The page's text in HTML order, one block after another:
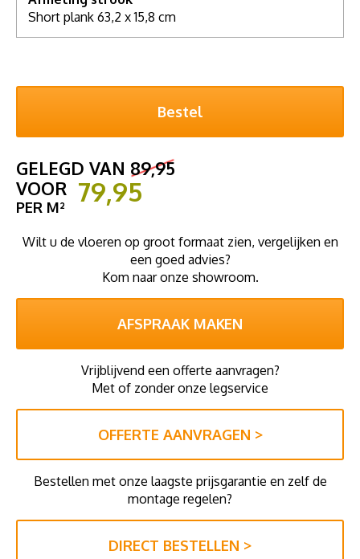
Short plank 63,2 x 15,8 cm
GELEGD VAN 89,95
VOOR 79,95
PER M²
Wilt u de vloeren op groot formaat zien, vergelijken en
een goed advies?
Kom naar onze showroom.
AFSPRAAK MAKEN
Vrijblijvend een offerte aanvragen?
Met of zonder onze legservice
OFFERTE AANVRAGEN >
Bestellen met onze laagste prijsgarantie en zelf de
montage regelen?
DIRECT BESTELLEN >